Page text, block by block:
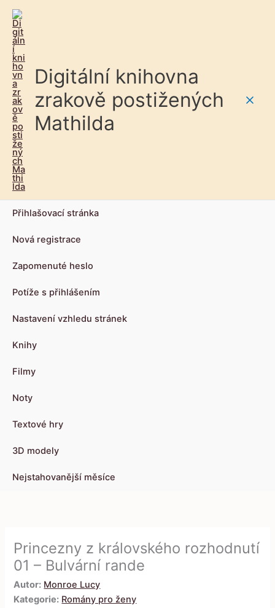
Digitální knihovna
zrakově postižených
Mathilda
Přihlašovací stránka
Nová registrace
Zapomenuté heslo
Potíže s přihlášením
Nastavení vzhledu stránek
Knihy
Filmy
Noty
Textové hry
3D modely
Nejstahovanější měsíce
Princezny z královského rozhodnutí
01 – Bulvární rande
Autor: Monroe Lucy
Kategorie: Romány pro ženy